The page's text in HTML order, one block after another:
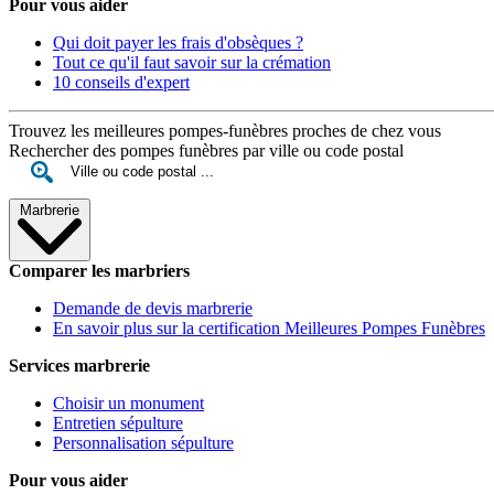
Pour vous aider
Qui doit payer les frais d'obsèques ?
Tout ce qu'il faut savoir sur la crémation
10 conseils d'expert
Trouvez les meilleures pompes-funèbres proches de chez vous
Rechercher des pompes funèbres par ville ou code postal
Marbrerie
Comparer les marbriers
Demande de devis marbrerie
En savoir plus sur la certification Meilleures Pompes Funèbres
Services marbrerie
Choisir un monument
Entretien sépulture
Personnalisation sépulture
Pour vous aider